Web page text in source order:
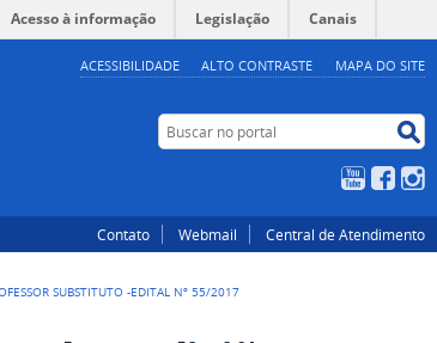
ACESSIBILIDADE ALTO CONTRASTE MAPA DO SITE
Acesso à informação Legislação Canais
Buscar no portal
YouTube
Contato Webmail Central de Atendimento
SUBSTITUTO -EDITAL Nº 55/2017